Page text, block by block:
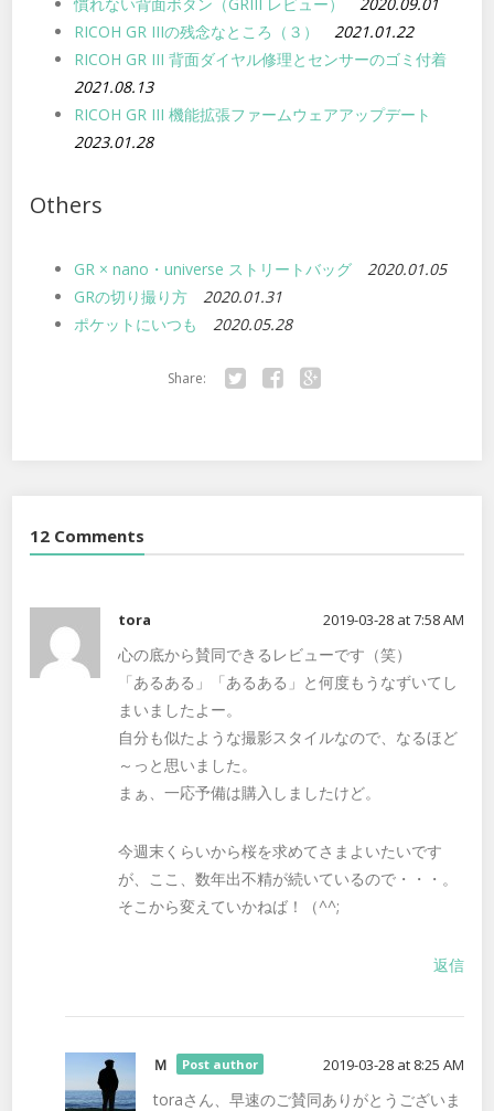
慣れない背面ボタン（GRIII レビュー）2020.09.01
RICOH GR IIIの残念なところ（３）2021.01.22
RICOH GR III 背面ダイヤル修理とセンサーのゴミ付着
2021.08.13
RICOH GR III 機能拡張ファームウェアアップデート
2023.01.28
Others
GR × nano・universe ストリートバッグ 2020.01.05
GRの切り撮り方 2020.01.31
ポケットにいつも 2020.05.28
Share:
12 Comments
tora 2019-03-28 at 7:58 AM
心の底から賛同できるレビューです（笑）
「あるある」「あるある」と何度もうなずいてし
まいましたよー。
自分も似たような撮影スタイルなので、なるほど
～っと思いました。
まぁ、一応予備は購入しましたけど。
今週末くらいから桜を求めてさまよいたいです
が、ここ、数年出不精が続いているので・・・。
そこから変えていかねば！（^^;
返信
Ｍ Post author 2019-03-28 at 8:25 AM
toraさん、早速のご賛同ありがとうございま